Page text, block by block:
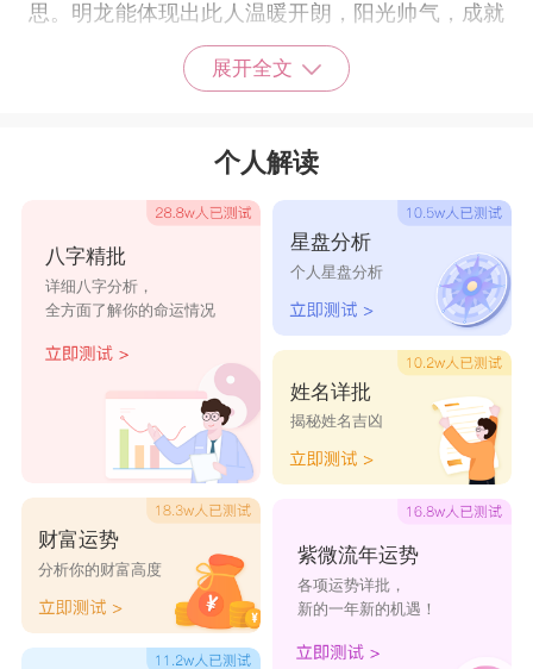
思。明龙能体现出此人温暖开朗，阳光帅气，成就
卓越的未来期许，是好听又帅气的男孩名字。
则指羽翼，寓意自在翱翔。作为名字能展现本人拥
有博大的襟怀。云翼也体现出自由洒脱、潇洒不羁
的个性特征，尽显男孩的帅气。
易坤
“易”本义指容易、和悦的意思。“坤”属八卦之一，
帅气用字。此外也指帝后功德博厚，取自“干端坤
倪”一词。搭配寓意着孩子吉祥如意、事业有成。
宸字取自杜甫《冬至》“杖藜雪后临丹壑，鸣玉朝
来散紫宸。”有宫廷的含义，引申为杰出、幸福、
有家;骏取自诗句“汉家子骏才，今世德麟贤”，意指
贤才、人才。
展开全文
个人解读
八字精批
详细八字分析，
全方面了解你的命运情况
财富运势
分析你的财富高度
星盘分析
个人星盘分析
姓名详批
揭秘姓名吉凶
紫微流年运势
各项运势详批，
新的一年新的机遇！